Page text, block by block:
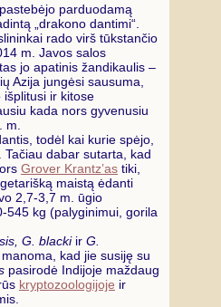
parduodamą
„drakono dantimi“.
rado virš tūkstančio
m. Javos salos
jo apatinis žandikaulis –
Azija jungėsi sausuma,
ir kitose
kada nors gyvenusiu
todėl kai kurie spėjo,
dabar sutarta, kad
Grover Krantz’as tiki,
maistą ėdanti
2,7-3,7 m. ūgio
545 kg (palyginimui, gorila
G. blackiir G.
kad jie susiję su
pasirodė Indijoje maždaug
kryptozoologijoje ir